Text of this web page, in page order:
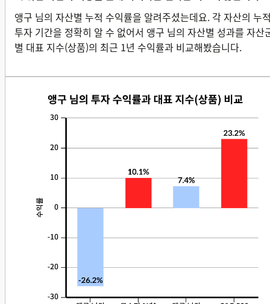
앵구 님의 자산별 누적 수익률을 알려주셨는데요. 각 자산의 누
투자 기간을 정확히 알 수 없어서 앵구 님의 자산별 성과를 자산
별 대표 지수(상품)의 최근 1년 수익률과 비교해봤습니다.